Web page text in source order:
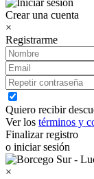
Crear una cuenta
×
Registrarme
Quiero recibir
Ver los términos y
Finalizar registro
o iniciar sesión
×